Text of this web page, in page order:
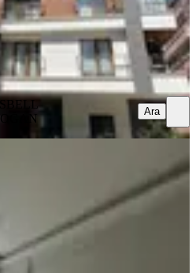
ÖZDOĞAN
SBELL
Ara
Gayrimenkulden 2+1yeni
Bahçelievler Mahallesi
Bahçe katı